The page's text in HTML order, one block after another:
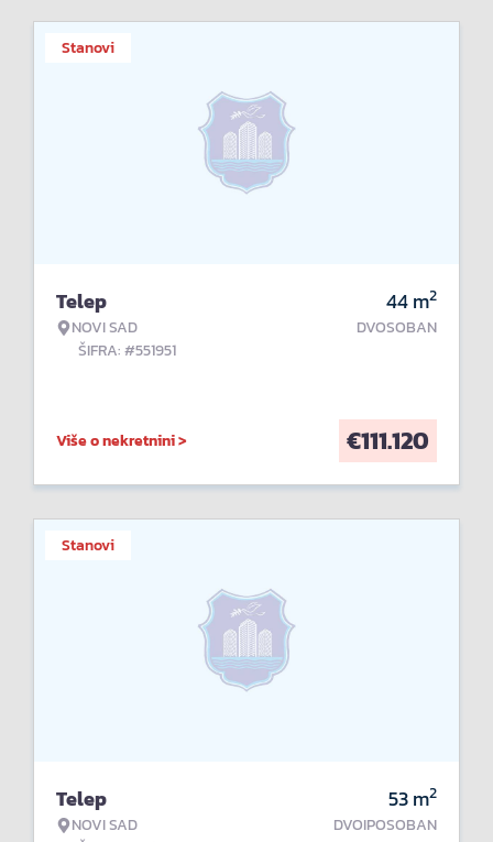
Stanovi
Telep
NOVI SAD
ŠIFRA: #551951
44m2
DVOSOBAN
Više o nekretnini > €111.120
Stanovi
Telep
NOVI SAD
53m2
DVOIPOSOBAN